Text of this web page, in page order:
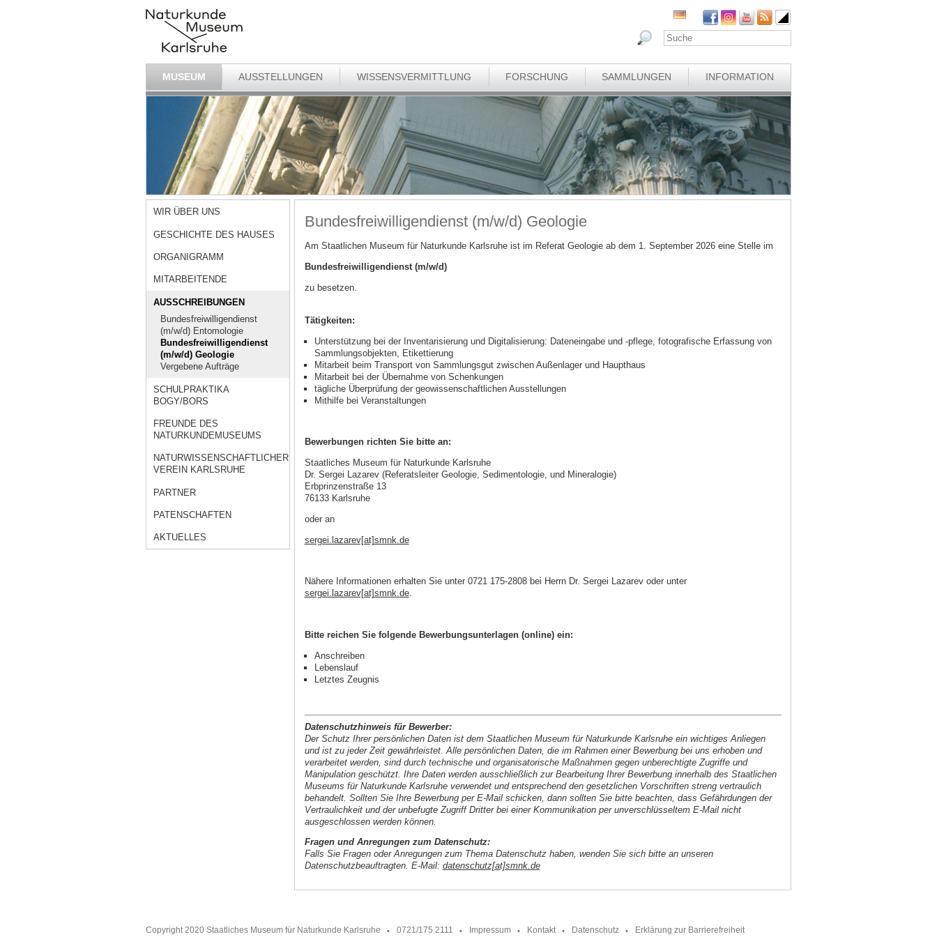
MUSEUM AUSSTELLUNGEN WISSENSVERMITTLUNG FORSCHUNG SAMMLUNGEN INFORMATION
WIR ÜBER UNS
GESCHICHTE DES HAUSES
ORGANIGRAMM
MITARBEITENDE
AUSSCHREIBUNGEN
Bundesfreiwilligendienst
(m/w/d) Entomologie
Bundesfreiwilligendienst
(m/w/d) Geologie
Vergebene Aufträge
SCHULPRAKTIKA
BOGY/BORS
FREUNDE DES
NATURKUNDEMUSEUMS
NATURWISSENSCHAFTLICHER
VEREIN KARLSRUHE
PARTNER
PATENSCHAFTEN
AKTUELLES
Bundesfreiwilligendienst (m/w/d) Geologie
Am Staatlichen Museum für Naturkunde Karlsruhe ist im Referat Geologie ab dem 1. September 2026 eine Stelle im
Bundesfreiwilligendienst (m/w/d)
zu besetzen.
Tätigkeiten:
Unterstützung bei der Inventarisierung und Digitalisierung: Dateneingabe und -pflege, fotografische Erfassung von
Sammlungsobjekten, Etikettierung
Mitarbeit beim Transport von Sammlungsgut zwischen Außenlager und Haupthaus
Mitarbeit bei der Übernahme von Schenkungen
tägliche Überprüfung der geowissenschaftlichen Ausstellungen
Mithilfe bei Veranstaltungen
Bewerbungen richten Sie bitte an:
Staatliches Museum für Naturkunde Karlsruhe
Dr. Sergei Lazarev (Referatsleiter Geologie, Sedimentologie, und Mineralogie)
Erbprinzenstraße 13
76133 Karlsruhe
oder an
sergei.lazarev[at]smnk.de
Nähere Informationen erhalten Sie unter 0721 175-2808 bei Herrn Dr. Sergei Lazarev oder unter
sergei.lazarev[at]smnk.de.
Bitte reichen Sie folgende Bewerbungsunterlagen (online) ein:
Anschreiben
Lebenslauf
Letztes Zeugnis
Datenschutzhinweis für Bewerber:
Der Schutz Ihrer persönlichen Daten ist dem Staatlichen Museum für Naturkunde Karlsruhe ein wichtiges Anliegen
und ist zu jeder Zeit gewährleistet. Alle persönlichen Daten, die im Rahmen einer Bewerbung bei uns erhoben und
verarbeitet werden, sind durch technische und organisatorische Maßnahmen gegen unberechtigte Zugriffe und
Manipulation geschützt. Ihre Daten werden ausschließlich zur Bearbeitung Ihrer Bewerbung innerhalb des Staatlichen
Museums für Naturkunde Karlsruhe verwendet und entsprechend den gesetzlichen Vorschriften streng vertraulich
behandelt. Sollten Sie Ihre Bewerbung per E-Mail schicken, dann sollten Sie bitte beachten, dass Gefährdungen der
Vertraulichkeit und der unbefugte Zugriff Dritter bei einer Kommunikation per unverschlüsseltem E-Mail nicht
ausgeschlossen werden können.
Fragen und Anregungen zum Datenschutz:
Falls Sie Fragen oder Anregungen zum Thema Datenschutz haben, wenden Sie sich bitte an unseren
Datenschutzbeauftragten. E-Mail: datenschutz[at]smnk.de
Copyright 2020 Staatliches Museum für Naturkunde Karlsruhe 0721/175 2111 Impressum Kontakt Datenschutz Erklärung zur Barrierefreiheit